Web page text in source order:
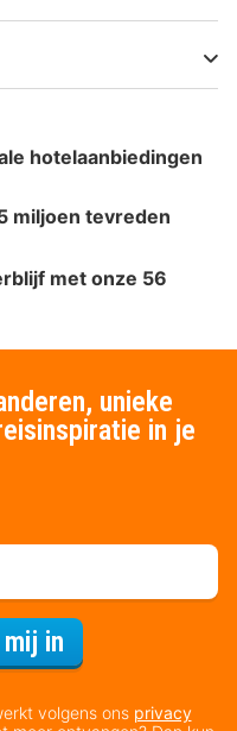
hotelaanbiedingen
miljoen tevreden
met onze 56
unieke
in je
in
volgens ons privacy